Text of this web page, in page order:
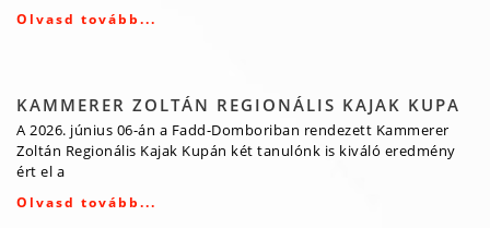
Olvasd tovább...
KAMMERER ZOLTÁN REGIONÁLIS KAJAK KUPA
A 2026. június 06-án a Fadd-Domboriban rendezett Kammerer
Zoltán Regionális Kajak Kupán két tanulónk is kiváló eredmény
ért el a
Olvasd tovább...